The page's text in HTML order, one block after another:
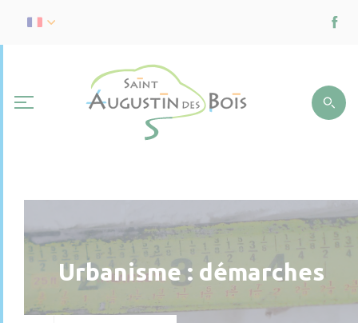
Urbanisme : démarches